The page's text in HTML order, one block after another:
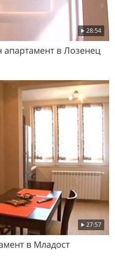
28:54
апартамент в Лозенец
27:57
в Младост